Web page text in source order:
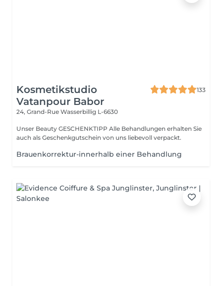
Kosmetikstudio
Vatanpour Babor
133
24, Grand-Rue Wasserbillig L-6630
Unser Beauty GESCHENKTIPP Alle Behandlungen erhalten Sie
auch als Geschenkgutschein von uns liebevoll verpackt.
Brauenkorrektur-innerhalb einer Behandlung